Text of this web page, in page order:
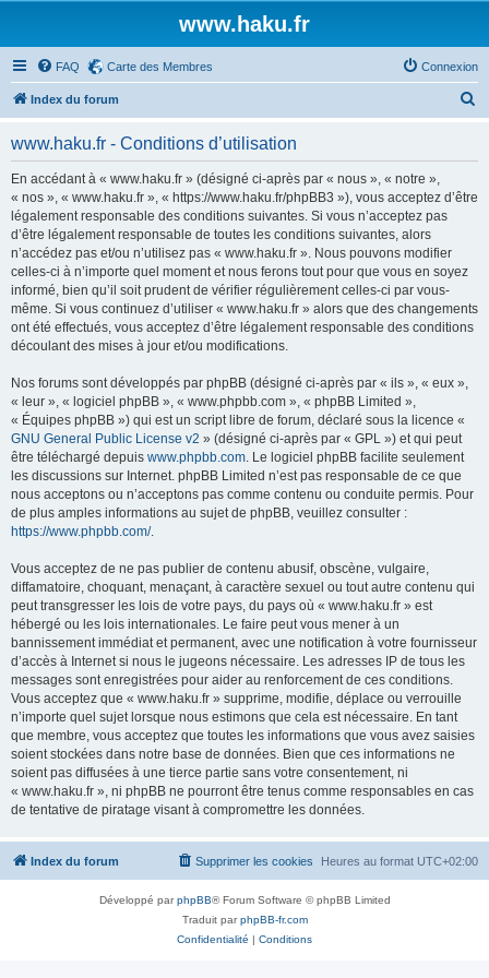
www.haku.fr
FAQ Carte des Membres Connexion
Index du forum
e
www.haku.fr - Conditions d’utilisation
En accédant à « www.haku.fr » (désigné ci-après par « nous », « notre »,
« nos », « www.haku.fr », « https://www.haku.fr/phpBB3 »), vous acceptez d’être
légalement responsable des conditions suivantes. Si vous n’acceptez pas
d’être légalement responsable de toutes les conditions suivantes, alors
n’accédez pas et/ou n’utilisez pas « www.haku.fr ». Nous pouvons modifier
celles-ci à n’importe quel moment et nous ferons tout pour que vous en soyez
informé, bien qu’il soit prudent de vérifier régulièrement celles-ci par vous-
même. Si vous continuez d’utiliser « www.haku.fr » alors que des changements
ont été effectués, vous acceptez d’être légalement responsable des conditions
découlant des mises à jour et/ou modifications.
Nos forums sont développés par phpBB (désigné ci-après par « ils », « eux »,
« leur », « logiciel phpBB », « www.phpbb.com », « phpBB Limited »,
« Équipes phpBB ») qui est un script libre de forum, déclaré sous la licence «
GNU General Public License v2 » (désigné ci-après par « GPL ») et qui peut
être téléchargé depuis www.phpbb.com. Le logiciel phpBB facilite seulement
les discussions sur Internet. phpBB Limited n’est pas responsable de ce que
nous acceptons ou n’acceptons pas comme contenu ou conduite permis. Pour
de plus amples informations au sujet de phpBB, veuillez consulter :
https://www.phpbb.com/.
Vous acceptez de ne pas publier de contenu abusif, obscène, vulgaire,
diffamatoire, choquant, menaçant, à caractère sexuel ou tout autre contenu qui
peut transgresser les lois de votre pays, du pays où « www.haku.fr » est
hébergé ou les lois internationales. Le faire peut vous mener à un
bannissement immédiat et permanent, avec une notification à votre fournisseur
d’accès à Internet si nous le jugeons nécessaire. Les adresses IP de tous les
messages sont enregistrées pour aider au renforcement de ces conditions.
Vous acceptez que « www.haku.fr » supprime, modifie, déplace ou verrouille
n’importe quel sujet lorsque nous estimons que cela est nécessaire. En tant
que membre, vous acceptez que toutes les informations que vous avez saisies
soient stockées dans notre base de données. Bien que ces informations ne
soient pas diffusées à une tierce partie sans votre consentement, ni
« www.haku.fr », ni phpBB ne pourront être tenus comme responsables en cas
de tentative de piratage visant à compromettre les données.
Index du forum Heures au format UTC+02:00
Supprimer les cookies
Développé parphpBB® Forum Software © phpBB Limited
Traduit parphpBB-fr.com
Confidentialité | Conditions